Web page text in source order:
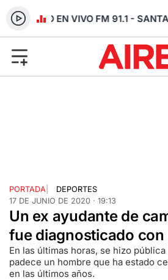
RADIO EN VIVO FM 91.1 -
PORTADA
DEPORTES
17 DE JUNIO DE 2020 · 19:13
Un ex ayudante de
fue diagnosticado
En las últimas horas, se hizo
padece un hombre que ha estado
en las últimos años.